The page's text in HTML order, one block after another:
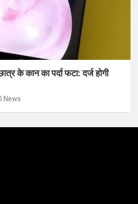
के कान का पर्दा फटा: दर्ज होगी
News